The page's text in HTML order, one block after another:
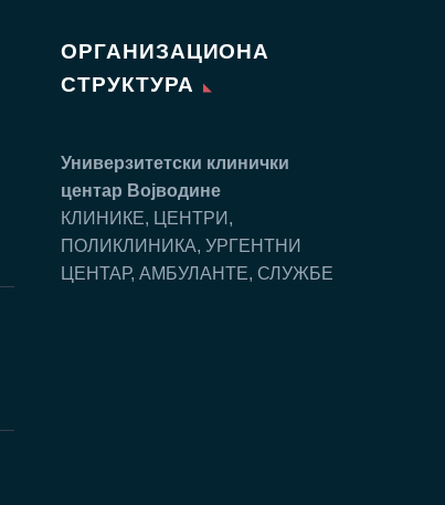
ОРГАНИЗАЦИОНА
СТРУКТУРА
Универзитетски клинички
центар Воjводине
КЛИНИКЕ, ЦЕНТРИ,
ПОЛИКЛИНИКА, УРГЕНТНИ
ЦЕНТАР, АМБУЛАНТЕ, СЛУЖБЕ